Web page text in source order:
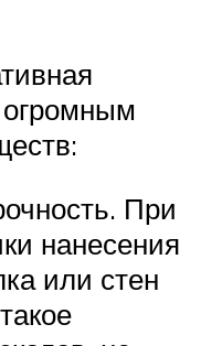
огромным
При
нанесения
или стен